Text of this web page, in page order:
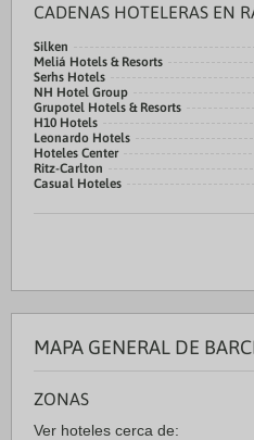
CADENAS HOTELERAS EN
Silken
Meliá Hotels & Resorts
Serhs Hotels
NH Hotel Group
Grupotel Hotels & Resorts
H10 Hotels
Leonardo Hotels
Hoteles Center
Ritz-Carlton
Casual Hoteles
MAPA GENERAL DE
ZONAS
Ver hoteles cerca de: